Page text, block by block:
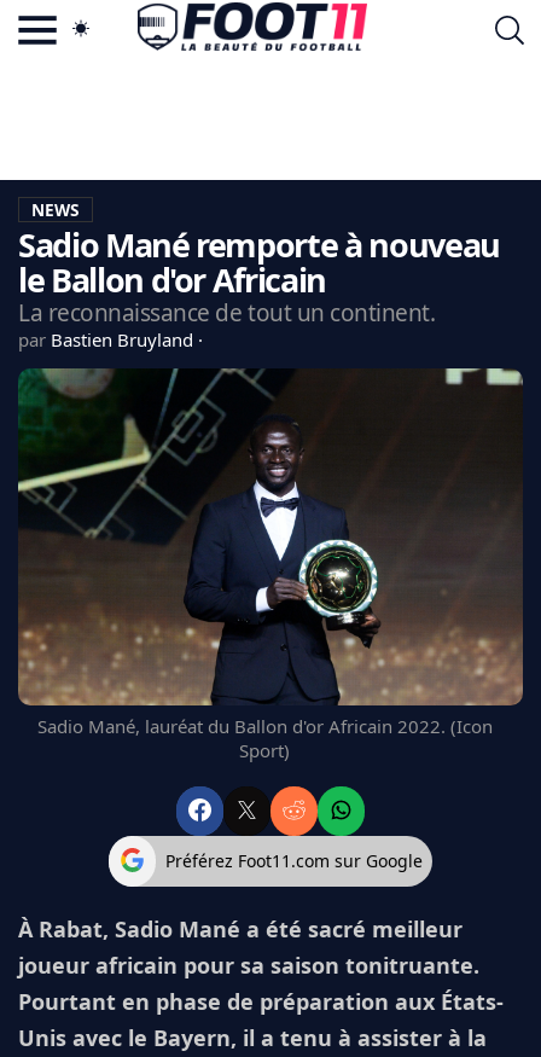
LA CHARTE
VIE PRIVÉE
CGU
CONTACTEZ-NOUS
MERCATO
CDM 2026
EDF
PSG
LIGUE 1
REAL MADRID
MANCHESTER UNITED
CHELSEA
ARSENAL
BAYERN
L'AVIS DE LA RÉDAC'
NEWS
Sadio Mané remporte à nouveau
le Ballon d'or Africain
La reconnaissance de tout un continent.
par Bastien Bruyland
Sadio Mané, lauréat du Ballon d'or Africain 2022. (Icon
Sport)
Préférez Foot11.com sur Google
À Rabat, Sadio Mané a été sacré meilleur
joueur africain pour sa saison tonitruante.
Pourtant en phase de préparation aux États-
Unis avec le Bayern, il a tenu à assister à la